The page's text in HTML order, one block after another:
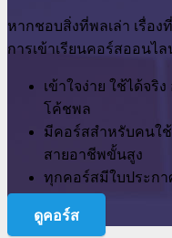
หากชอบสิ่งที่พลเล่า เรื่อ
การเข้าเรียนคอร์สออนไ
เข้าใจง่าย ใช้ได้จริ
โค้ชพล
มีคอร์สสำหรับคนใช้
สายอาชีพขั้นสูง
ทุกคอร์สมีใบประกา
ดูคอร์ส